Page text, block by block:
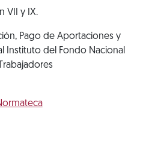
VII y IX.
Pago de Aportaciones y
Instituto del Fondo Nacional